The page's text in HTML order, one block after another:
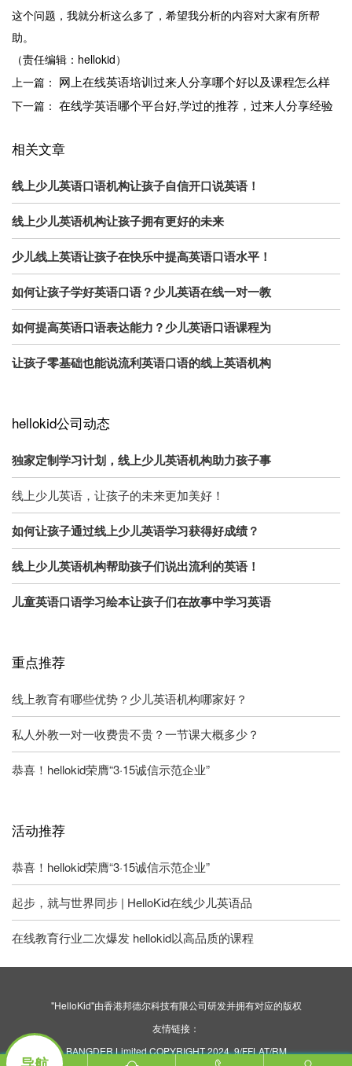
这个问题，我就分析这么多了，希望我分析的内容对大家有所帮
助。
（责任编辑：hellokid）
上一篇： 网上在线英语培训过来人分享哪个好以及课程怎么样
下一篇： 在线学英语哪个平台好,学过的推荐，过来人分享经验
相关文章
线上少儿英语口语机构让孩子自信开口说英语！
线上少儿英语机构让孩子拥有更好的未来
少儿线上英语让孩子在快乐中提高英语口语水平！
如何让孩子学好英语口语？少儿英语在线一对一教
如何提高英语口语表达能力？少儿英语口语课程为
让孩子零基础也能说流利英语口语的线上英语机构
hellokid公司动态
独家定制学习计划，线上少儿英语机构助力孩子事
线上少儿英语，让孩子的未来更加美好！
如何让孩子通过线上少儿英语学习获得好成绩？
线上少儿英语机构帮助孩子们说出流利的英语！
儿童英语口语学习绘本让孩子们在故事中学习英语
重点推荐
线上教育有哪些优势？少儿英语机构哪家好？
私人外教一对一收费贵不贵？一节课大概多少？
恭喜！hellokid荣膺“3·15诚信示范企业”
活动推荐
恭喜！hellokid荣膺“3·15诚信示范企业”
起步，就与世界同步 | HelloKid在线少儿英语品
在线教育行业二次爆发 hellokid以高品质的课程
"HelloKid"由香港邦德尔科技有限公司研发并拥有对应的版权
友情链接：
BANGDER Limited COPYRIGHT 2024. 9/FFLAT/RM